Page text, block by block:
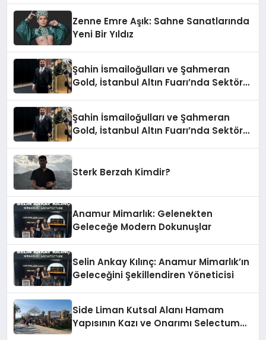
Zenne Emre Aşık: Sahne Sanatlarında
Yeni Bir Yıldız
Şahin İsmailoğulları ve Şahmeran
Gold, İstanbul Altın Fuarı’nda Sektöre
Şahin İsmailoğulları ve Şahmeran
Gold, İstanbul Altın Fuarı’nda Sektöre
Sterk Berzah Kimdir?
Anamur Mimarlık: Gelenekten
Geleceğe Modern Dokunuşlar
Selin Ankay Kılınç: Anamur Mimarlık’ın
Geleceğini Şekillendiren Yöneticisi
Side Liman Kutsal Alanı Hamam
Yapısının Kazı ve Onarımı Selectum